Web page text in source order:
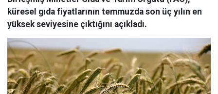
küresel gıda fiyatlarının temmuzda son üç yılın en
yüksek seviyesine çıktığını açıkladı.